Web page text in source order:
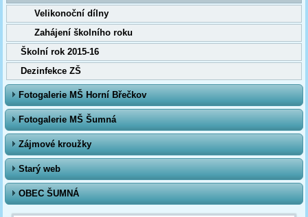
Velikonoční dílny
Zahájení školního roku
Školní rok 2015-16
Dezinfekce ZŠ
Fotogalerie MŠ Horní Břečkov
Fotogalerie MŠ Šumná
Zájmové kroužky
Starý web
OBEC ŠUMNÁ